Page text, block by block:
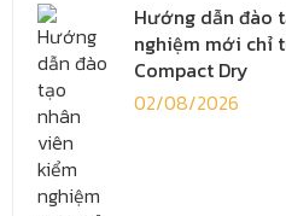
Hướng dẫn đào
nghiệm mới chỉ
Compact Dry
02/08/2026